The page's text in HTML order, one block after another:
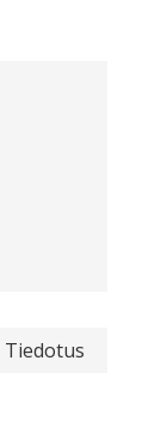
Tiedotus